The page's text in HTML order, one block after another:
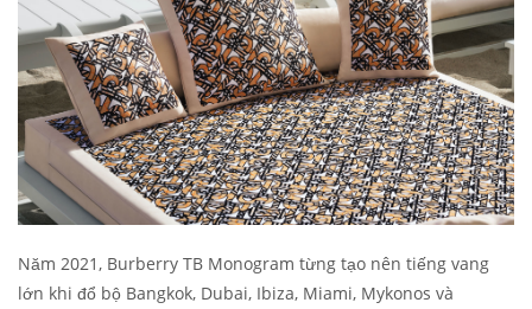
Năm 2021, Burberry TB Monogram từng tạo nên tiếng vang
lớn khi đổ bộ Bangkok, Dubai, Ibiza, Miami, Mykonos và